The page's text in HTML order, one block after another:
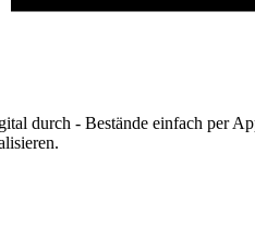
durch - Bestände einfach per